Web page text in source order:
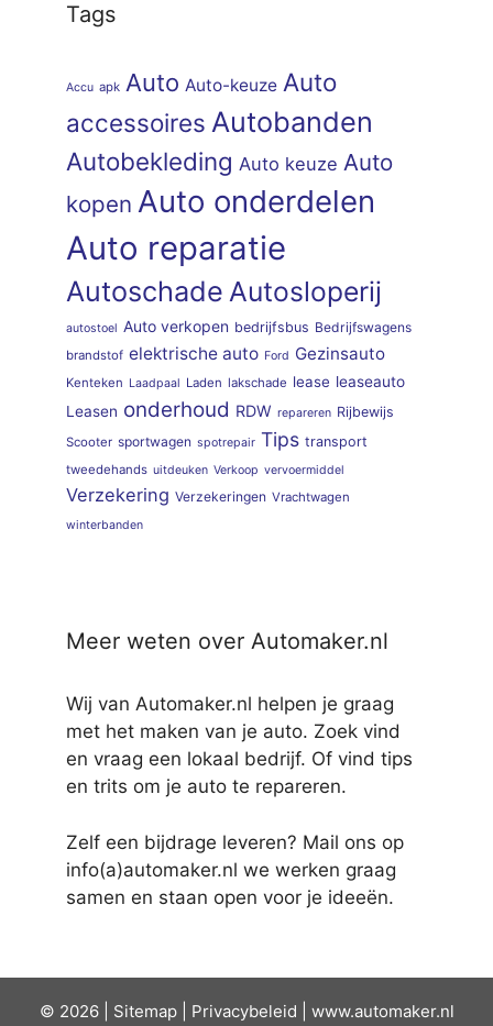
Tags
Accu apk Auto Auto-keuze Auto
accessoires Autobanden
Autobekleding Auto keuze Auto
kopen Auto onderdelen
Auto reparatie
Autoschade Autosloperij
autostoel Auto verkopen bedrijfsbus Bedrijfswagens
brandstof elektrische auto Ford Gezinsauto
Kenteken Laadpaal Laden lakschade lease leaseauto
Leasen onderhoud RDW repareren Rijbewijs
Scooter sportwagen spotrepair Tips transport
tweedehands uitdeuken Verkoop vervoermiddel
Verzekering Verzekeringen Vrachtwagen
winterbanden
Meer weten over Automaker.nl
Wij van Automaker.nl helpen je graag
met het maken van je auto. Zoek vind
en vraag een lokaal bedrijf. Of vind tips
en trits om je auto te repareren.
Zelf een bijdrage leveren? Mail ons op
info(a)automaker.nl we werken graag
samen en staan open voor je ideeën.
© 2026 | Sitemap| Privacybeleid www.automaker.nl